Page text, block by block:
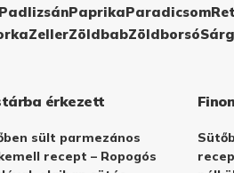
PadlizsánPaprikaParadicsom
ZellerZöldbabZöldborsó
érkezett
sült parmezános
recept – Ropogós